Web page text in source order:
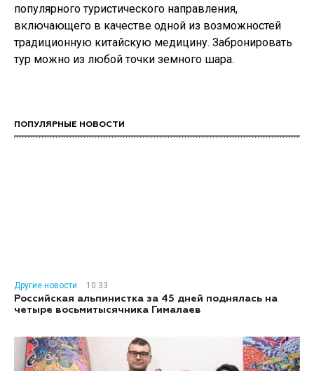
популярного туристического направления,
включающего в качестве одной из возможностей
традиционную китайскую медицину. Забронировать
тур можно из любой точки земного шара.
ПОПУЛЯРНЫЕ НОВОСТИ
Другие новости
10:33
Российская альпинистка за 45 дней поднялась на
четыре восьмитысячника Гималаев